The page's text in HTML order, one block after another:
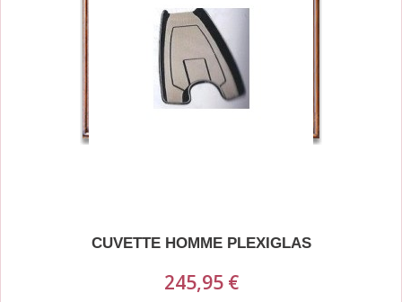
CUVETTE HOMME PLEXIGLAS
245,95 €